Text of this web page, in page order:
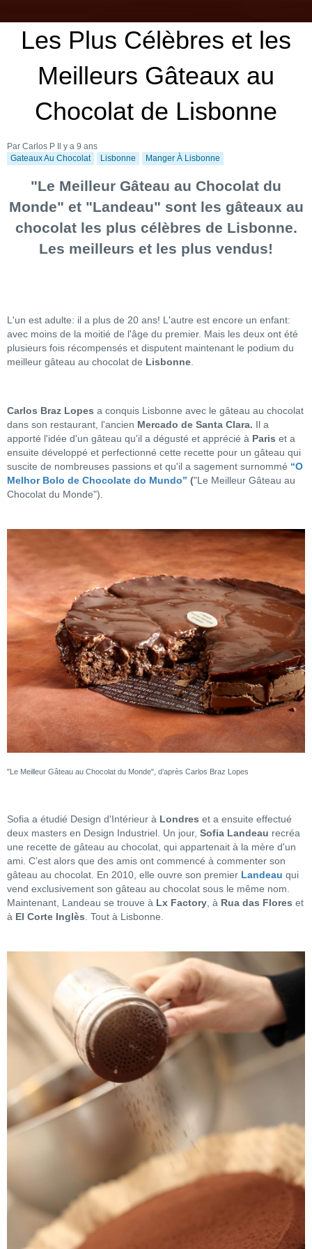
Les Plus Célèbres et les
Meilleurs Gâteaux au
Chocolat de Lisbonne
Par Carlos P
Il y a 9 ans
Gateaux Au Chocolat
Lisbonne Manger À Lisbonne
"Le Meilleur Gâteau au Chocolat du
Monde" et "Landeau" sont les gâteaux au
chocolat les plus célèbres de Lisbonne.
Les meilleurs et les plus vendus!
L'un est adulte: il a plus de 20 ans! L'autre est encore un enfant:
avec moins de la moitié de l'âge du premier. Mais les deux ont été
plusieurs fois récompensés et disputent maintenant le podium du
meilleur gâteau au chocolat de Lisbonne.
Carlos Braz Lopes a conquis Lisbonne avec le gâteau au chocolat
dans son restaurant, l'ancien Mercado de Santa Clara. Il a
apporté l'idée d'un gâteau qu'il a dégusté et apprécié à Paris et a
ensuite développé et perfectionné cette recette pour un gâteau qui
suscite de nombreuses passions et qu'il a sagement surnommé “O
Melhor Bolo de Chocolate do Mundo” ("Le Meilleur Gâteau au
Chocolat du Monde").
"Le Meilleur Gâteau au Chocolat du Monde", d’après Carlos Braz Lopes
Sofia a étudié Design d'Intérieur à Londres et a ensuite effectué
deux masters en Design Industriel. Un jour, Sofia Landeau recréa
une recette de gâteau au chocolat, qui appartenait à la mère d'un
ami. C’est alors que des amis ont commencé à commenter son
gâteau au chocolat. En 2010, elle ouvre son premier Landeau qui
vend exclusivement son gâteau au chocolat sous le même nom.
Maintenant, Landeau se trouve à Lx Factory, à Rua das Flores et
à El Corte Inglès. Tout à Lisbonne.